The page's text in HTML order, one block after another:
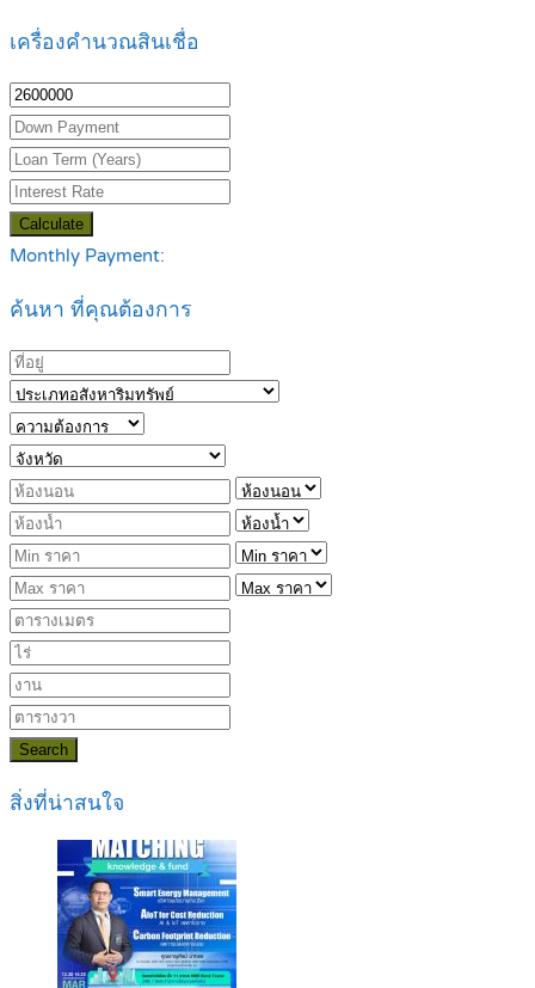
เครื่องคำนวณสินเชื่อ
Calculate
Monthly Payment:
ค้นหา ที่คุณต้องการ
Search
สิ่งที่น่าสนใจ